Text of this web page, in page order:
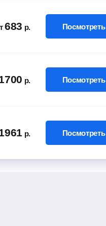
683 р. Посмотреть
р. Посмотреть
р. Посмотреть